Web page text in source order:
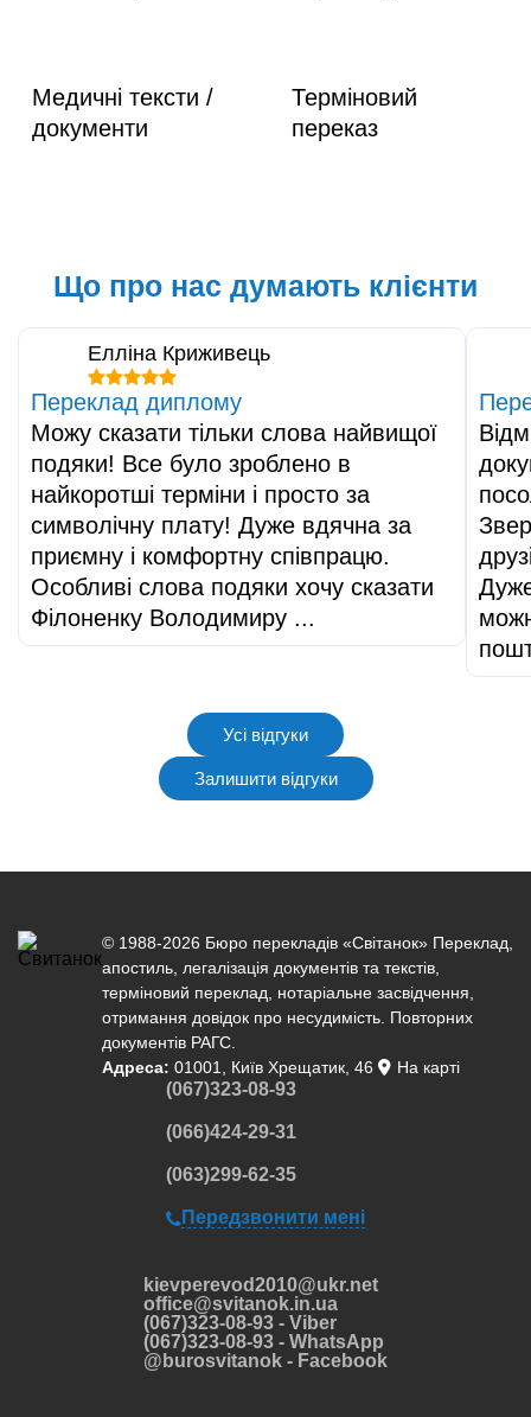
Медичні тексти /
документи
Терміновий
переказ
Що про нас думають клієнти
Елліна Криживець
Переклад диплому
Можу сказати тільки слова найвищої
подяки! Все було зроблено в
найкоротші терміни і просто за
символічну плату! Дуже вдячна за
приємну і комфортну співпрацю.
Особливі слова подяки хочу сказати
Філоненку Володимиру ...
Усі відгуки
Залишити відгуки
© 1988-2026 Бюро перекладів «Світанок» Переклад
апостиль легалізація документів та текстів,
терміновий переклад
нотаріальне засвідчення
отримання довідок про несудимість. Повторних
документів РАГС.
Адреса: 01001, Київ Хрещатик, 46 На карті
(067)323-08-93
(066)424-29-31
(063)299-62-35
Передзвонити мені
kievperevod2010@ukr.net
office@svitanok.in.ua
(067)323-08-93 - Viber
(067)323-08-93 - WhatsApp
@burosvitanok - Facebook